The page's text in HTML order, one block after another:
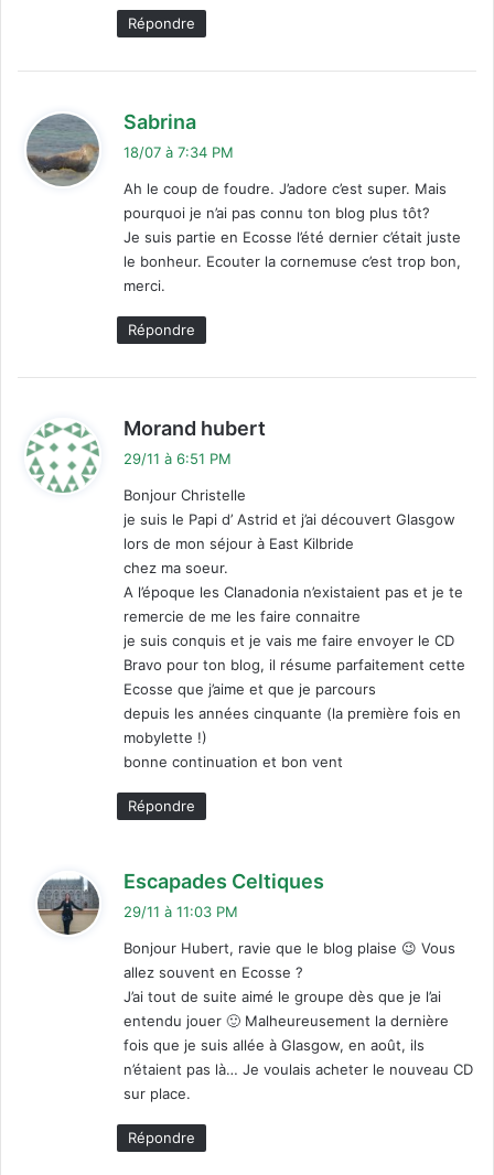
Répondre
Sabrina
:
18/07 à 7:34 PM
Ah le coup de foudre. J’adore c’est super. Mais
pourquoi je n’ai pas connu ton blog plus tôt?
Je suis partie en Ecosse l’été dernier c’était juste
le bonheur. Ecouter la cornemuse c’est trop bon,
merci.
Répondre
Morand hubert
:
29/11 à 6:51 PM
Bonjour Christelle
je suis le Papi d’ Astrid et j’ai découvert Glasgow
lors de mon séjour à East Kilbride
chez ma soeur.
A l’époque les Clanadonia n’existaient pas et je te
remercie de me les faire connaitre
je suis conquis et je vais me faire envoyer le CD
Bravo pour ton blog, il résume parfaitement cette
Ecosse que j’aime et que je parcours
depuis les années cinquante (la première fois en
mobylette !)
bonne continuation et bon vent
Répondre
Escapades Celtiques
29/11 à 11:03 PM
Bonjour Hubert, ravie que le blog plaise 😉 Vous
allez souvent en Ecosse ?
J’ai tout de suite aimé le groupe dès que je l’ai
entendu jouer 🙂 Malheureusement la dernière
fois que je suis allée à Glasgow, en août, ils
n’étaient pas là… Je voulais acheter le nouveau CD
sur place.
Répondre